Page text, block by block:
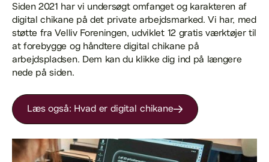
Siden 2021 har vi undersøgt omfanget og karakteren af
digital chikane på det private arbejdsmarked. Vi har, med
støtte fra Velliv Foreningen, udviklet 12 gratis værktøjer til
at forebygge og håndtere digital chikane på
arbejdspladsen. Dem kan du klikke dig ind på længere
nede på siden.
Læs også: Hvad er digital chikane